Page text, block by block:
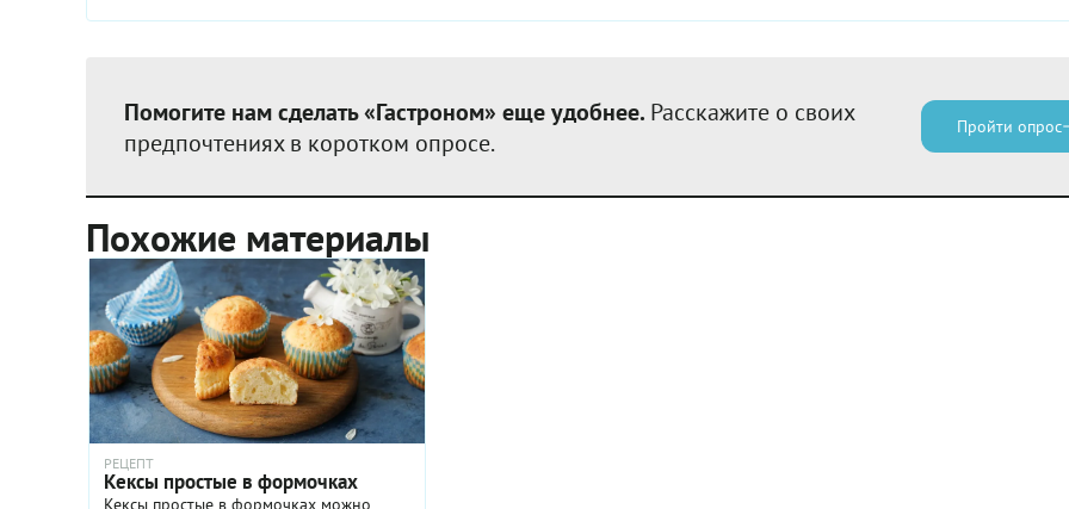
Помогите нам сделать «Гастроном» еще удобнее. Расскажите о своих
предпочтениях в коротком опросе.
Пройти опрос
Похожие материалы
РЕЦЕПТ
Кексы простые в формочках
Кексы простые в формочках можно